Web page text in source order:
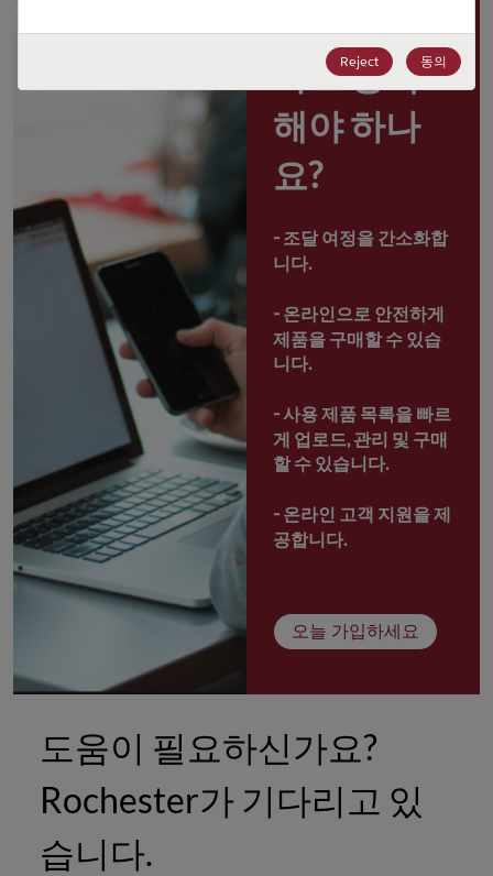
포털 사용
자로 등록
해야 하나
요?
- 조달 여정을 간소화합
니다.
- 온라인으로 안전하게
제품을 구매할 수 있습
니다.
- 사용 제품 목록을 빠르
게 업로드, 관리 및 구매
할 수 있습니다.
- 온라인 고객 지원을 제
공합니다.
오늘 가입하세요
도움이 필요하신가요?
Rochester가 기다리고 있
습니다.
Reject 동의